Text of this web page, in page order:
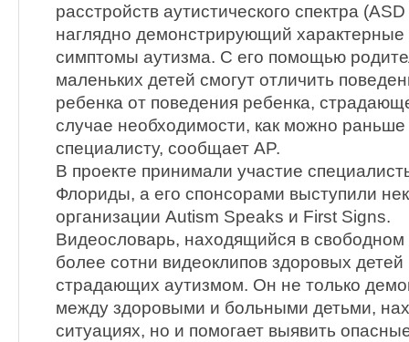
расстройств аутистического спектра
наглядно демонстрирующий
симптомы аутизма. С его помощью
маленьких детей смогут отличить
ребенка от поведения ребенка,
случае необходимости, как можно раньше
специалисту, сообщает AP.
В проекте принимали участие
Флориды, а его спонсорами выступили
организации Autism Speaks и First Signs.
Видеословарь, находящийся в свободном
более сотни видеоклипов здоровых
страдающих аутизмом. Он не только
между здоровыми и больными детьми,
ситуациях, но и помогает выявить